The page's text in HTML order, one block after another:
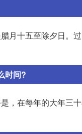
月十五至除夕日。
时间?
，在每年的大年三